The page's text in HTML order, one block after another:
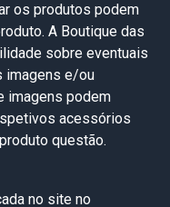
os produtos podem
A Boutique das
sobre eventuais
imagens e/ou
imagens podem
acessórios
questão.
no site no